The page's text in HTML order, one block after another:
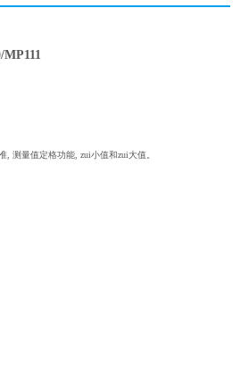
测量值定格功能, zui小值和zui大值。